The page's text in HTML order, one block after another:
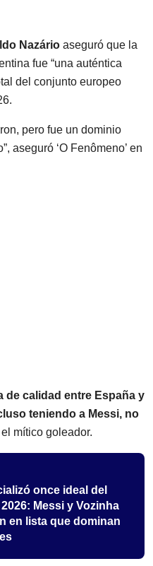
Nazário aseguró que la
fue “una auténtica
del conjunto europeo
pero fue un dominio
aseguró ‘O Fenômeno’ en
de calidad entre España y
teniendo a Messi, no
mítico goleador.
once ideal del
Messi y Vozinha
en lista que dominan